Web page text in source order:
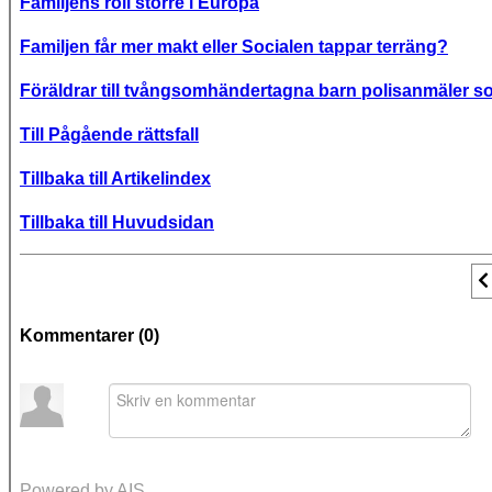
Familjen får mer makt eller Socialen tappar terräng?
Föräldrar till tvångsomhändertagna barn polisanmäler
Till Pågående rättsfall
Tillbaka till Artikelindex
Tillbaka till Huvudsidan
Kommentarer (0)